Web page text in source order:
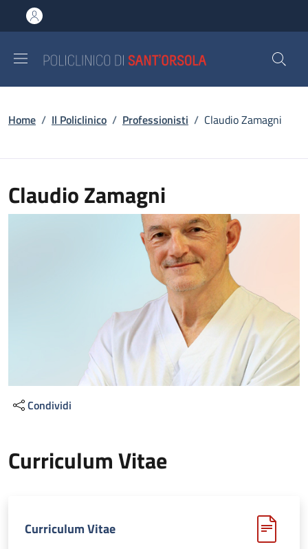
al contenuto principale
to footer content
Briciole di pane
Home / Il Policlinico / Professionisti / Claudio Zamagni
Claudio Zamagni
Condividi
Curriculum Vitae
Curriculum Vitae